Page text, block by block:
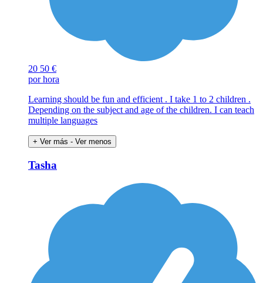
20 50 €
por hora
Learning should be fun and efficient . I take 1 to 2 children .
Depending on the subject and age of the children. I can teach
multiple languages
+ Ver más - Ver menos
Tasha